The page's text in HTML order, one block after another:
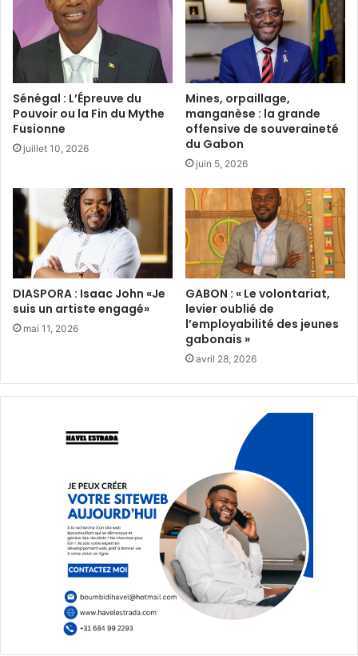
Sénégal : L’Épreuve du
Pouvoir ou la Fin du Mythe
Fusionne
juillet 10, 2026
Mines, orpaillage,
manganèse : la grande
offensive de souveraineté
du Gabon
juin 5, 2026
DIASPORA : Isaac John «Je
suis un artiste engagé»
mai 11, 2026
GABON : « Le volontariat,
levier oublié de
l’employabilité des jeunes
gabonais »
avril 28, 2026